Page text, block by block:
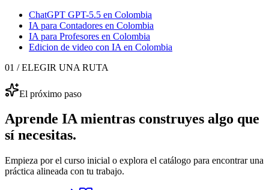
ChatGPT GPT-5.5 en Colombia
IA para Contadores en Colombia
IA para Profesores en Colombia
Edicion de video con IA en Colombia
01 / ELEGIR UNA RUTA
El próximo paso
Aprende IA mientras construyes algo que
sí necesitas.
Empieza por el curso inicial o explora el catálogo para encontrar una
práctica alineada con tu trabajo.